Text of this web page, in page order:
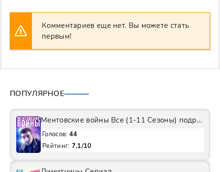
Комментариев еще нет. Вы можете стать
первым!
ПОПУЛЯРНОЕ
Ментовские войны Все (1-11 Сезоны) подряд Сериал
Голосов: 44
Рейтинг: 7.1/10